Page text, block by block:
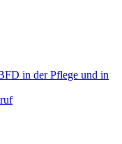
in der Pflege und in